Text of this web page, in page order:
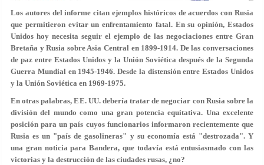
Los autores del informe citan ejemplos históricos de acuerdos con Rusia
que permitieron evitar un enfrentamiento fatal. En su opinión, Estados
Unidos hoy necesita seguir el ejemplo de las negociaciones entre Gran
Bretaña y Rusia sobre Asia Central en 1899-1914. De las conversaciones
de paz entre Estados Unidos y la Unión Soviética después de la Segunda
Guerra Mundial en 1945-1946. Desde la distensión entre Estados Unidos
y la Unión Soviética en 1969-1975.
En otras palabras, EE. UU. debería tratar de negociar con Rusia sobre la
división del mundo como una gran potencia equitativa. Una excelente
posición para un país cuyos funcionarios informaron recientemente que
Rusia es un "país de gasolineras" y su economía está "destrozada". Y
una gran noticia para Bandera, que todavía está entusiasmado con las
victorias y la destrucción de las ciudades rusas, ¿no?